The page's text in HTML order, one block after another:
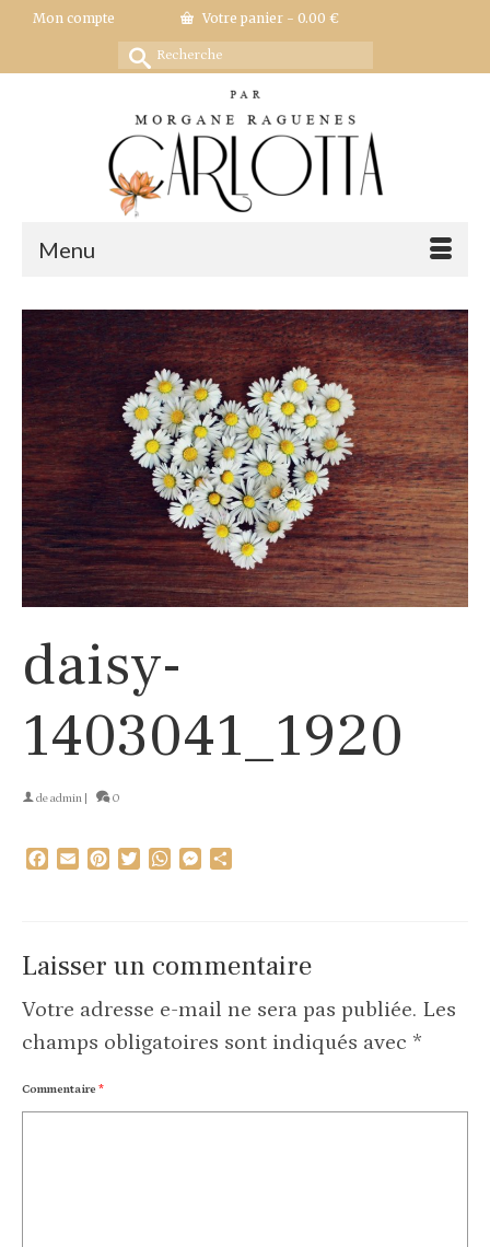
Mon compte Votre panier - 0.00 €
Rechercher :
Menu
daisy-
1403041_1920
deadmin 0
Facebook
EmailPinterestTwitterWhatsAppMessenger
Laisser un commentaire
Votre adresse e-mail ne sera pas publiée. Les
champs obligatoires sont indiqués avec *
Commentaire *